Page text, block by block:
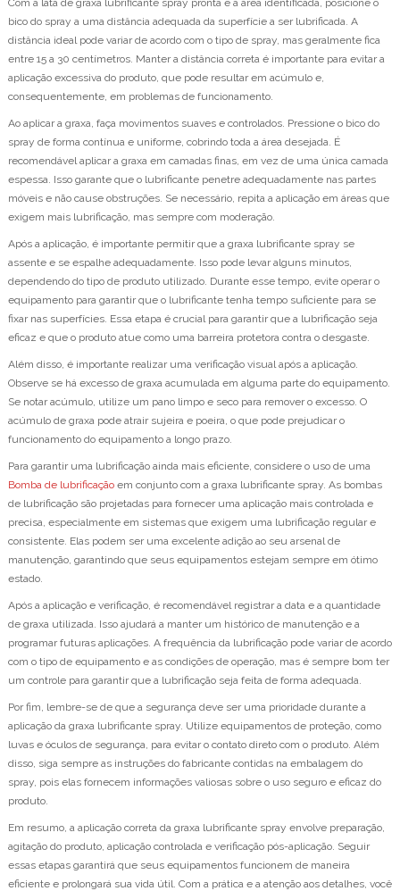
bico do spray a uma distância adequada da superfície a ser lubrificada. A
distância ideal pode variar de acordo com o tipo de spray, mas geralmente fica
entre 15 a 30 centímetros. Manter a distância correta é importante para evitar a
aplicação excessiva do produto, que pode resultar em acúmulo e,
consequentemente, em problemas de funcionamento.
Ao aplicar a graxa, faça movimentos suaves e controlados. Pressione o bico do
spray de forma contínua e uniforme, cobrindo toda a área desejada. É
recomendável aplicar a graxa em camadas finas, em vez de uma única camada
espessa. Isso garante que o lubrificante penetre adequadamente nas partes
móveis e não cause obstruções. Se necessário, repita a aplicação em áreas que
exigem mais lubrificação, mas sempre com moderação.
Após a aplicação, é importante permitir que a graxa lubrificante spray se
assente e se espalhe adequadamente. Isso pode levar alguns minutos,
dependendo do tipo de produto utilizado. Durante esse tempo, evite operar o
equipamento para garantir que o lubrificante tenha tempo suficiente para se
fixar nas superfícies. Essa etapa é crucial para garantir que a lubrificação seja
eficaz e que o produto atue como uma barreira protetora contra o desgaste.
Além disso, é importante realizar uma verificação visual após a aplicação.
Observe se há excesso de graxa acumulada em alguma parte do equipamento.
Se notar acúmulo, utilize um pano limpo e seco para remover o excesso. O
acúmulo de graxa pode atrair sujeira e poeira, o que pode prejudicar o
funcionamento do equipamento a longo prazo.
Para garantir uma lubrificação ainda mais eficiente, considere o uso de uma
Bomba de lubrificação em conjunto com a graxa lubrificante spray. As bombas
de lubrificação são projetadas para fornecer uma aplicação mais controlada e
precisa, especialmente em sistemas que exigem uma lubrificação regular e
consistente. Elas podem ser uma excelente adição ao seu arsenal de
manutenção, garantindo que seus equipamentos estejam sempre em ótimo
estado.
Após a aplicação e verificação, é recomendável registrar a data e a quantidade
de graxa utilizada. Isso ajudará a manter um histórico de manutenção e a
programar futuras aplicações. A frequência da lubrificação pode variar de acordo
com o tipo de equipamento e as condições de operação, mas é sempre bom ter
um controle para garantir que a lubrificação seja feita de forma adequada.
Por fim, lembre-se de que a segurança deve ser uma prioridade durante a
aplicação da graxa lubrificante spray. Utilize equipamentos de proteção, como
luvas e óculos de segurança, para evitar o contato direto com o produto. Além
disso, siga sempre as instruções do fabricante contidas na embalagem do
spray, pois elas fornecem informações valiosas sobre o uso seguro e eficaz do
produto.
Em resumo, a aplicação correta da graxa lubrificante spray envolve preparação,
agitação do produto, aplicação controlada e verificação pós-aplicação. Seguir
essas etapas garantirá que seus equipamentos funcionem de maneira
eficiente e prolongará sua vida útil. Com a prática e a atenção aos detalhes, você